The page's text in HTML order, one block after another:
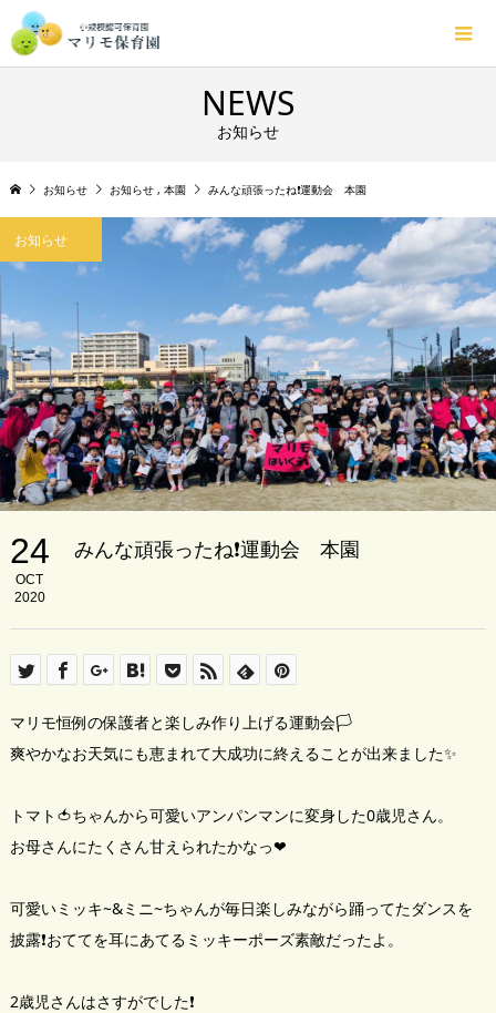
NEWS
お知らせ
お知らせ お知らせ , 本園 みんな頑張ったね❗運動会 本園
お知らせ
24
OCT
2020
みんな頑張ったね❗運動会 本園
マリモ恒例の保護者と楽しみ作り上げる運動会🏳
爽やかなお天気にも恵まれて大成功に終えることが出来ました✨
トマト🍅ちゃんから可愛いアンパンマンに変身した0歳児さん。
お母さんにたくさん甘えられたかなっ❤
可愛いミッキ~&ミニ~ちゃんが毎日楽しみながら踊ってたダンスを
披露❗おててを耳にあてるミッキーポーズ素敵だったよ。
2歳児さんはさすがでした❗️